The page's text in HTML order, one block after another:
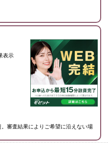
表示
審査結果によりご希望に沿えない場